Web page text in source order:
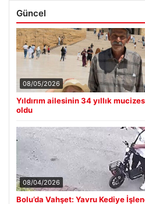
Güncel
08/05/2026
Yıldırım ailesinin 34 yıllık
oldu
08/04/2026
Bolu’da Vahşet: Yavru Kediye